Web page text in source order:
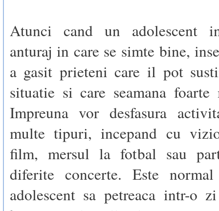
Atunci cand un adolescent
anturaj in care se simte bine,
a gasit prieteni care il pot
situatie si care seamana
Impreuna vor desfasura
multe tipuri, incepand cu
film, mersul la fotbal sau
diferite concerte. Este
adolescent sa petreaca intr-o